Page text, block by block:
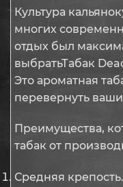
Культура
многих
отдых был
выбратьТабак
Это ароматная
перевернуть
Преимущества,
табак от
Средняя